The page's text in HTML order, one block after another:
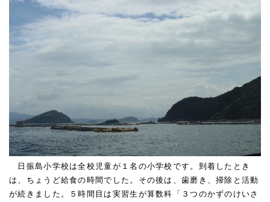
日振島小学校は全校児童が１名の小学校です。到着したとき
は、ちょうど給食の時間でした。その後は、歯磨き、掃除と活動
が続きました。５時間目は実習生が算数科「３つのかずのけいさ